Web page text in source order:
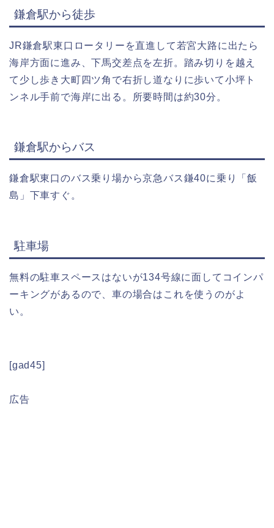
鎌倉駅から徒歩
JR鎌倉駅東口ロータリーを直進して若宮大路に出たら
海岸方面に進み、下馬交差点を左折。踏み切りを越え
て少し歩き大町四ツ角で右折し道なりに歩いて小坪ト
ンネル手前で海岸に出る。所要時間は約30分。
鎌倉駅からバス
鎌倉駅東口のバス乗り場から京急バス鎌40に乗り「飯
島」下車すぐ。
駐車場
無料の駐車スペースはないが134号線に面してコインパ
ーキングがあるので、車の場合はこれを使うのがよ
い。
[gad45]
広告